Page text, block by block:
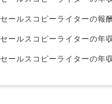
セールスコピーライターの報
セールスコピーライターの年
セールスコピーライターの年